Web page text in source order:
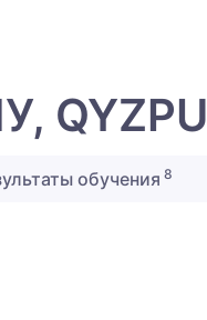
QYZPU
обучения 8